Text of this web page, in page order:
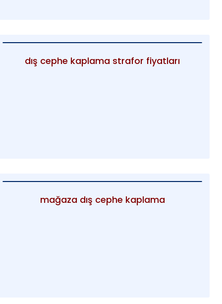
dış cephe kaplama strafor fiyatları
mağaza dış cephe kaplama